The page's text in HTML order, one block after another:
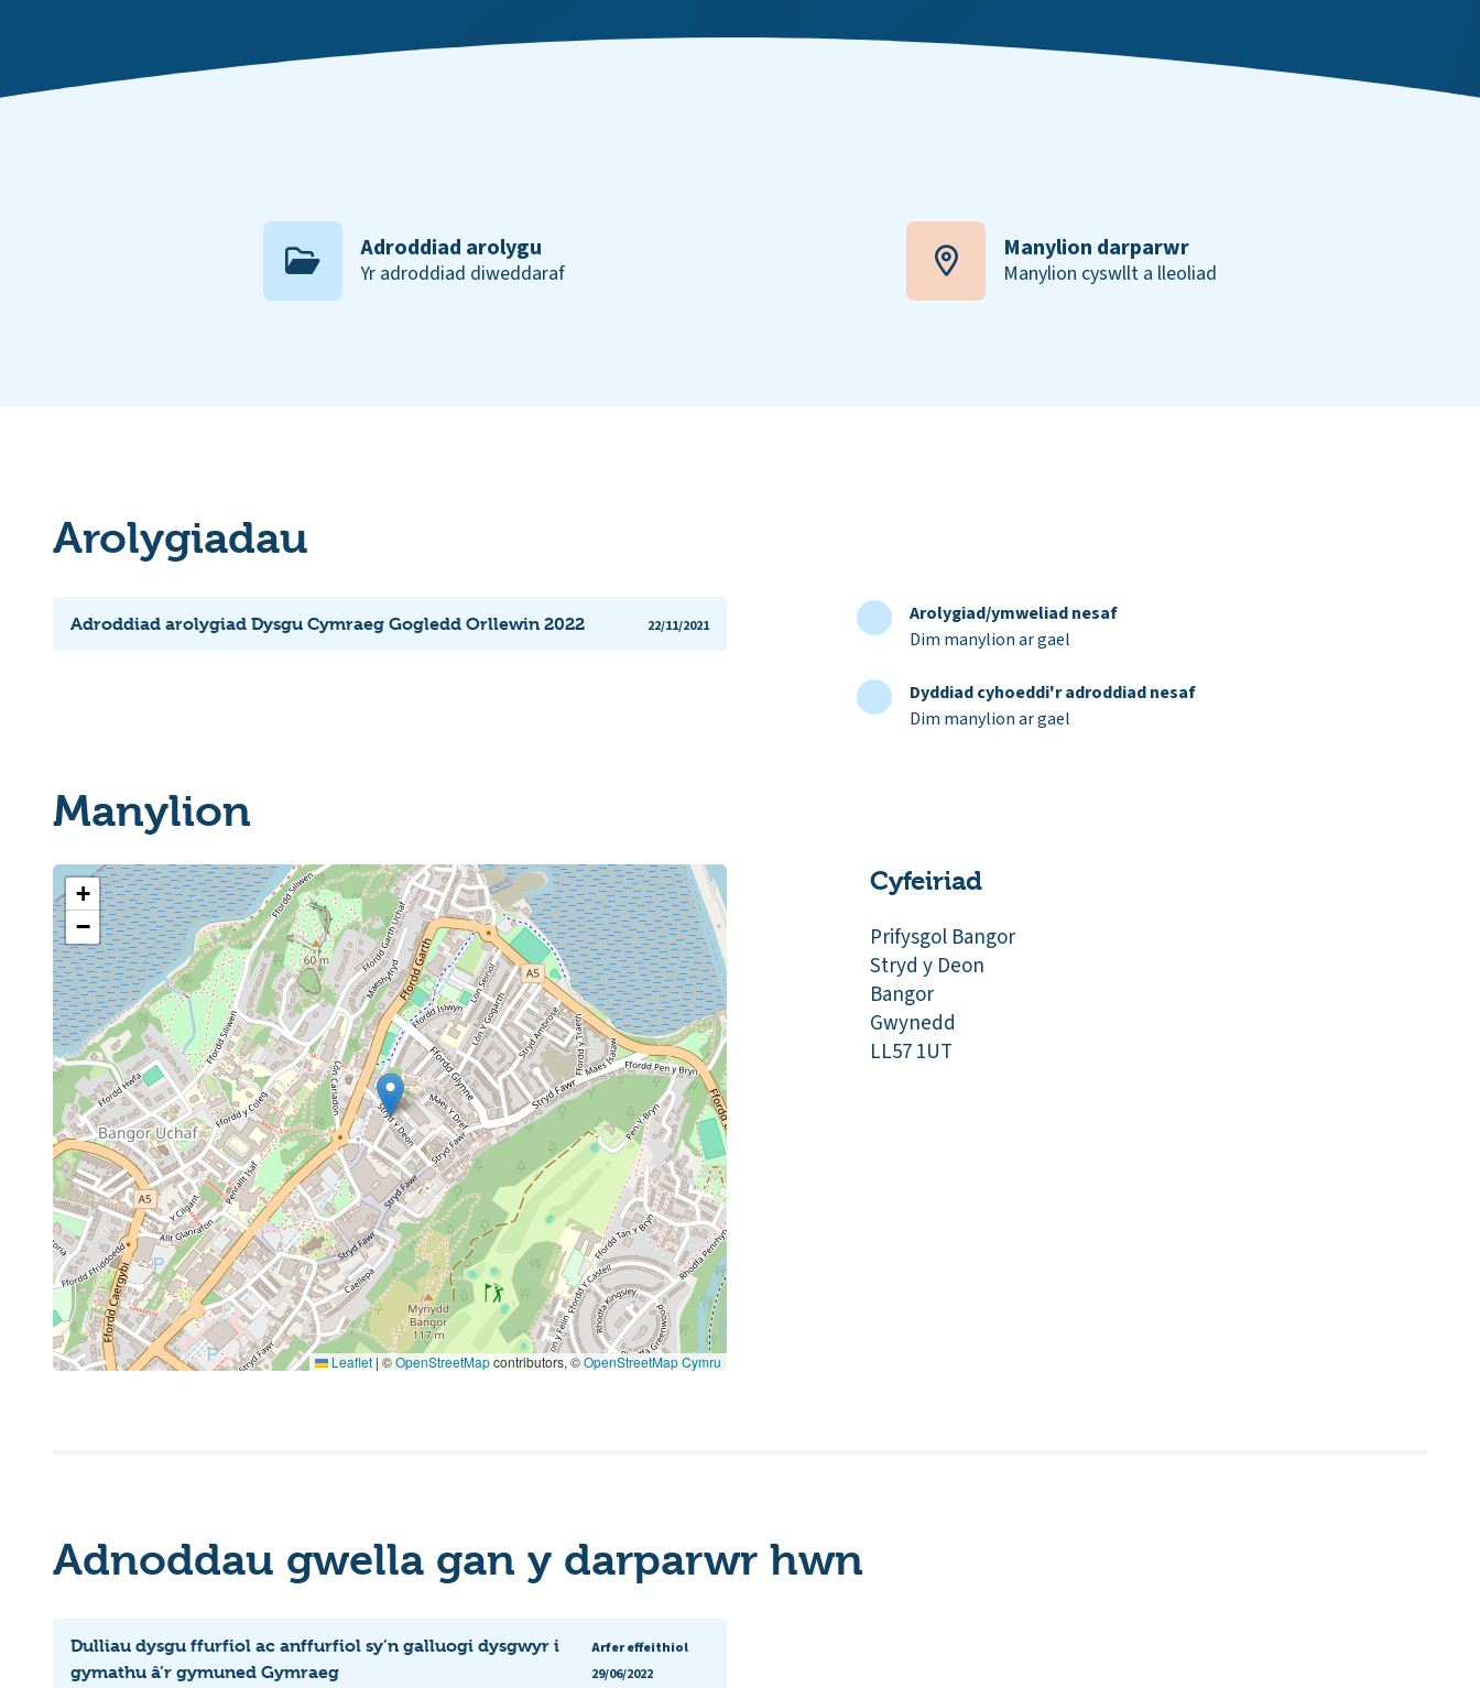
Adroddiad arolygu
Yr adroddiad diweddaraf
Manylion darparwr
Manylion cyswllt a lleoliad
Arolygiadau
Adroddiad arolygiad Dysgu Cymraeg Gogledd Orllewin 2022 22/11/2021
Arolygiad/ymweliad nesaf
Dim manylion ar gael
Dyddiad cyhoeddi'r adroddiad nesaf
Dim manylion ar gael
Manylion
+
−
Leaflet | ©OpenStreetMapcontributors, ©OpenStreetMap Cymru
Cyfeiriad
Prifysgol Bangor
Stryd y Deon
Bangor
Gwynedd
LL57 1UT
Adnoddau gwella gan y darparwr hwn
Dulliau dysgu ffurfiol ac anffurfiol sy’n galluogi dysgwyr i
gymathu â’r gymuned Gymraeg
Arfer effeithiol
29/06/2022